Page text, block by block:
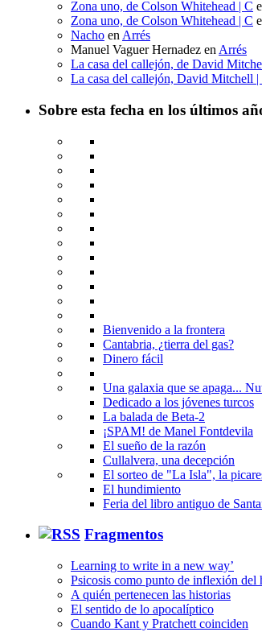
Zona uno, de Colson Whitehead | C
Zona uno, de Colson Whitehead | C
Nacho en Arrés
Manuel Vaguer Hernadez en Arrés
La casa del callejón, de David
La casa del callejón, David Mitchell |
Sobre esta fecha en los últimos
Bienvenido a la frontera
Cantabria, ¿tierra del gas?
Dinero fácil
Una galaxia que se apaga...
Dedicado a los jóvenes turcos
La balada de Beta-2
¡SPAM! de Manel Fontdevila
El sueño de la razón
Cullalvera, una decepción
El sorteo de "La Isla", la
El hundimiento
Feria del libro antiguo de
Fragmentos
Learning to write in a new way’
Psicosis como punto de inflexión del
A quién pertenecen las historias
El sentido de lo apocalíptico
Cuando Kant y Pratchett coinciden